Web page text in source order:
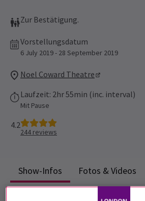
Zur Bestätigung.
Vorstellungsdatum
6 July 2019 - 28 September 2019
Noel Coward Theatre
Laufzeit: 2hr 55min (inc. interval)
Mit Pause
4.2
244 reviews
Show-Infos Fotos & Videos